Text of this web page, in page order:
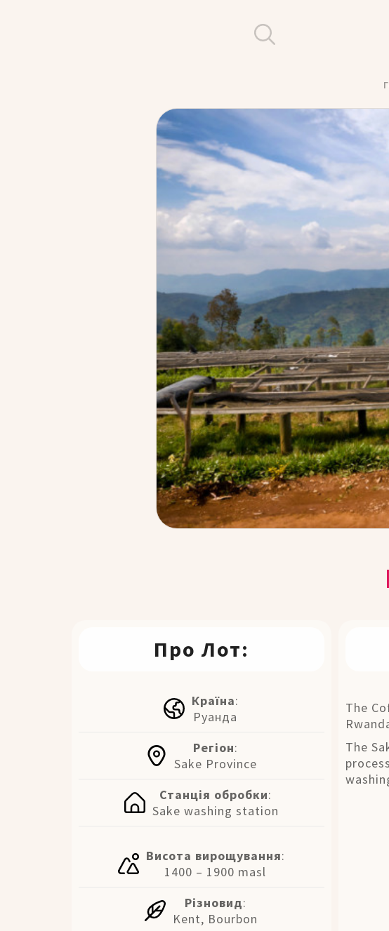
Про Лот:
Країна:
Руанда
Регіон:
Sake Province
Станція обробки:
Sake washing station
Висота вирощування:
1400 – 1900 masl
Різновид:
Kent, Bourbon
The
The